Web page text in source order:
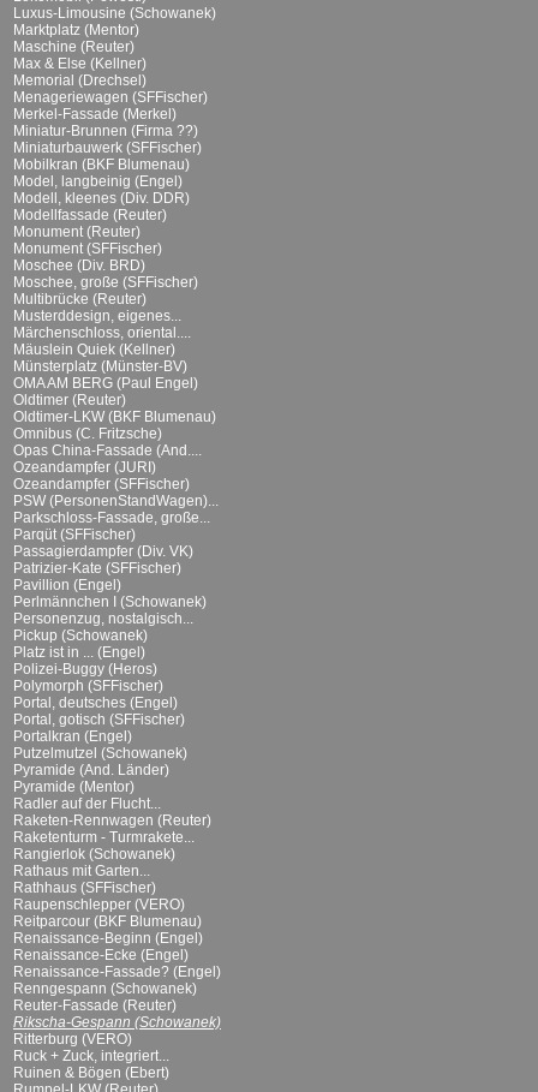
Luxus-Limousine (Schowanek)
Marktplatz (Mentor)
Maschine (Reuter)
Max & Else (Kellner)
Memorial (Drechsel)
Menageriewagen (SFFischer)
Merkel-Fassade (Merkel)
Miniatur-Brunnen (Firma ??)
Miniaturbauwerk (SFFischer)
Mobilkran (BKF Blumenau)
Model, langbeinig (Engel)
Modell, kleenes (Div. DDR)
Modellfassade (Reuter)
Monument (Reuter)
Monument (SFFischer)
Moschee (Div. BRD)
Moschee, große (SFFischer)
Multibrücke (Reuter)
Musterddesign, eigenes...
Märchenschloss, oriental....
Mäuslein Quiek (Kellner)
Münsterplatz (Münster-BV)
OMA AM BERG (Paul Engel)
Oldtimer (Reuter)
Oldtimer-LKW (BKF Blumenau)
Omnibus (C. Fritzsche)
Opas China-Fassade (And....
Ozeandampfer (JURI)
Ozeandampfer (SFFischer)
PSW (PersonenStandWagen)...
Parkschloss-Fassade, große...
Parqüt (SFFischer)
Passagierdampfer (Div. VK)
Patrizier-Kate (SFFischer)
Pavillion (Engel)
Perlmännchen I (Schowanek)
Personenzug, nostalgisch...
Pickup (Schowanek)
Platz ist in ... (Engel)
Polizei-Buggy (Heros)
Polymorph (SFFischer)
Portal, deutsches (Engel)
Portal, gotisch (SFFischer)
Portalkran (Engel)
Putzelmutzel (Schowanek)
Pyramide (And. Länder)
Pyramide (Mentor)
Radler auf der Flucht...
Raketen-Rennwagen (Reuter)
Raketenturm - Turmrakete...
Rangierlok (Schowanek)
Rathaus mit Garten...
Rathhaus (SFFischer)
Raupenschlepper (VERO)
Reitparcour (BKF Blumenau)
Renaissance-Beginn (Engel)
Renaissance-Ecke (Engel)
Renaissance-Fassade? (Engel)
Renngespann (Schowanek)
Reuter-Fassade (Reuter)
Rikscha-Gespann (Schowanek)
Ritterburg (VERO)
Ruck + Zuck, integriert...
Ruinen & Bögen (Ebert)